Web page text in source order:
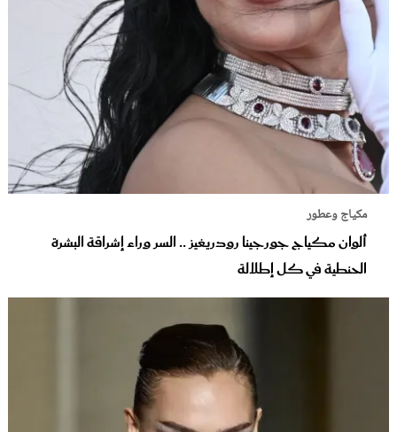
مكياج وعطور
ألوان مكياج جورجينا رودريغيز .. السر وراء إشراقة البشرة
الحنطية في كل إطلالة